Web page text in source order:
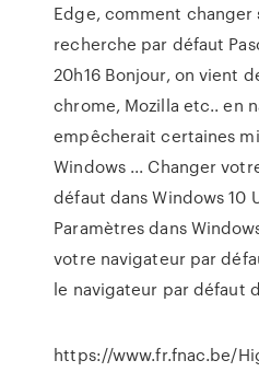
Edge, comment changer
recherche par défaut
20h16 Bonjour, on vient
chrome, Mozilla etc.. en
empêcherait certaines
Windows ... Changer
défaut dans Windows 10
Paramètres dans
votre navigateur par
le navigateur par défaut
https://www.fr.fnac.be/